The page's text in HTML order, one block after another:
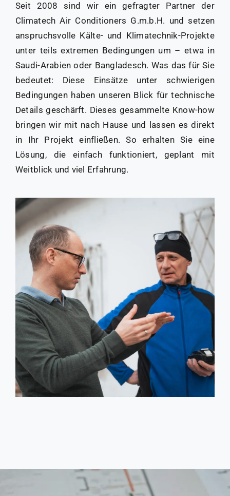
Seit 2008 sind wir ein gefragter Partner der
Climatech Air Conditioners G.m.b.H. und setzen
anspruchsvolle Kälte- und Klimatechnik-Projekte
unter teils extremen Bedingungen um – etwa in
Saudi-Arabien oder Bangladesch. Was das für Sie
bedeutet: Diese Einsätze unter schwierigen
Bedingungen haben unseren Blick für technische
Details geschärft. Dieses gesammelte Know-how
bringen wir mit nach Hause und lassen es direkt
in Ihr Projekt einfließen. So erhalten Sie eine
Lösung, die einfach funktioniert, geplant mit
Weitblick und viel Erfahrung.